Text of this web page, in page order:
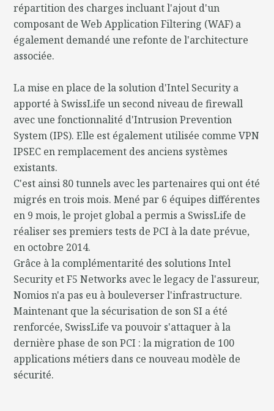
répartition des charges incluant l'ajout d'un
composant de Web Application Filtering (WAF) a
également demandé une refonte de l'architecture
associée.
La mise en place de la solution d'Intel Security a
apporté à SwissLife un second niveau de firewall
avec une fonctionnalité d'Intrusion Prevention
System (IPS). Elle est également utilisée comme VPN
IPSEC en remplacement des anciens systèmes
existants.
C'est ainsi 80 tunnels avec les partenaires qui ont été
migrés en trois mois. Mené par 6 équipes différentes
en 9 mois, le projet global a permis a SwissLife de
réaliser ses premiers tests de PCI à la date prévue,
en octobre 2014.
Grâce à la complémentarité des solutions Intel
Security et F5 Networks avec le legacy de l'assureur,
Nomios n'a pas eu à bouleverser l'infrastructure.
Maintenant que la sécurisation de son SI a été
renforcée, SwissLife va pouvoir s'attaquer à la
dernière phase de son PCI : la migration de 100
applications métiers dans ce nouveau modèle de
sécurité.